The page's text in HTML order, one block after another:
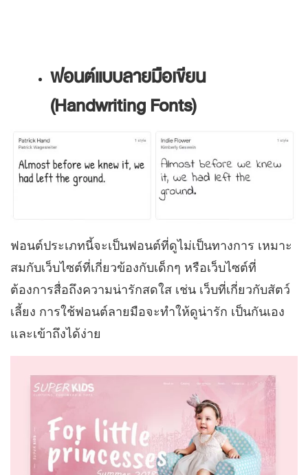
ฟอนต์แบบลายมือเขียน
(Handwriting Fonts)
ฟอนต์ประเภทนี้จะเป็นฟอนต์ที่ดูไม่เป็นทางการ เหมาะ
สมกับเว็บไซต์ที่เกี่ยวข้องกับเด็กๆ หรือเว็บไซต์ที่
ต้องการสื่อถึงความน่ารักสดใส เช่น เว็บที่เกี่ยวกับสัตว์
เลี้ยง การใช้ฟอนต์ลายมือจะทำให้ดูน่ารัก เป็นกันเอง
และเข้าถึงได้ง่าย